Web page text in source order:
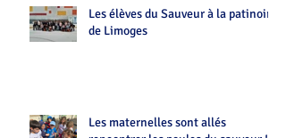
Les élèves du Sauveur à la patinoire
de Limoges
Les maternelles sont allés